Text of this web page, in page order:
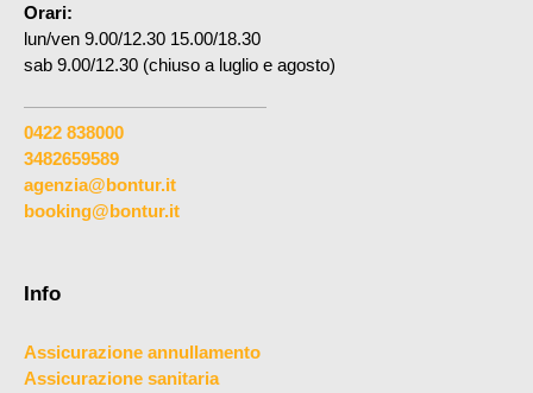
Orari:
lun/ven 9.00/12.30 15.00/18.30
sab 9.00/12.30 (chiuso a luglio e agosto)
0422 838000
3482659589
agenzia@bontur.it
booking@bontur.it
Info
Assicurazione annullamento
Assicurazione sanitaria